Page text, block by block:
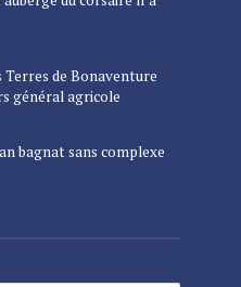
Terres de Bonaventure
général agricole
bagnat sans complexe